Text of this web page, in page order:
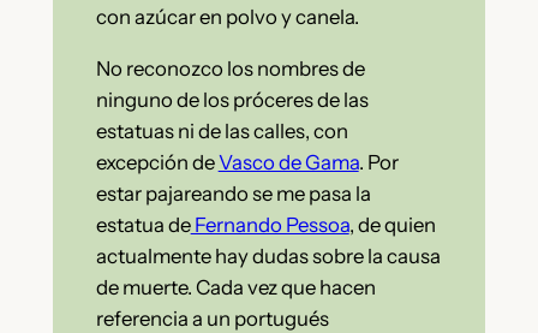
con azúcar en polvo y canela.
No reconozco los nombres de
ninguno de los próceres de las
estatuas ni de las calles, con
excepción deVasco de Gama. Por
estar pajareando se me pasa la
estatua deFernando Pessoa, de quien
actualmente hay dudas sobre la causa
de muerte. Cada vez que hacen
referencia a un portugués